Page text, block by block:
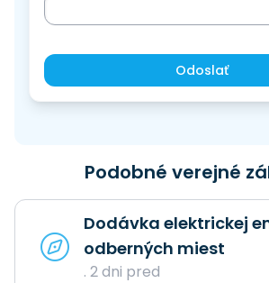
Odoslať
Podobné verejné
Dodávka elektrickej
odberných miest
. 2 dni pred